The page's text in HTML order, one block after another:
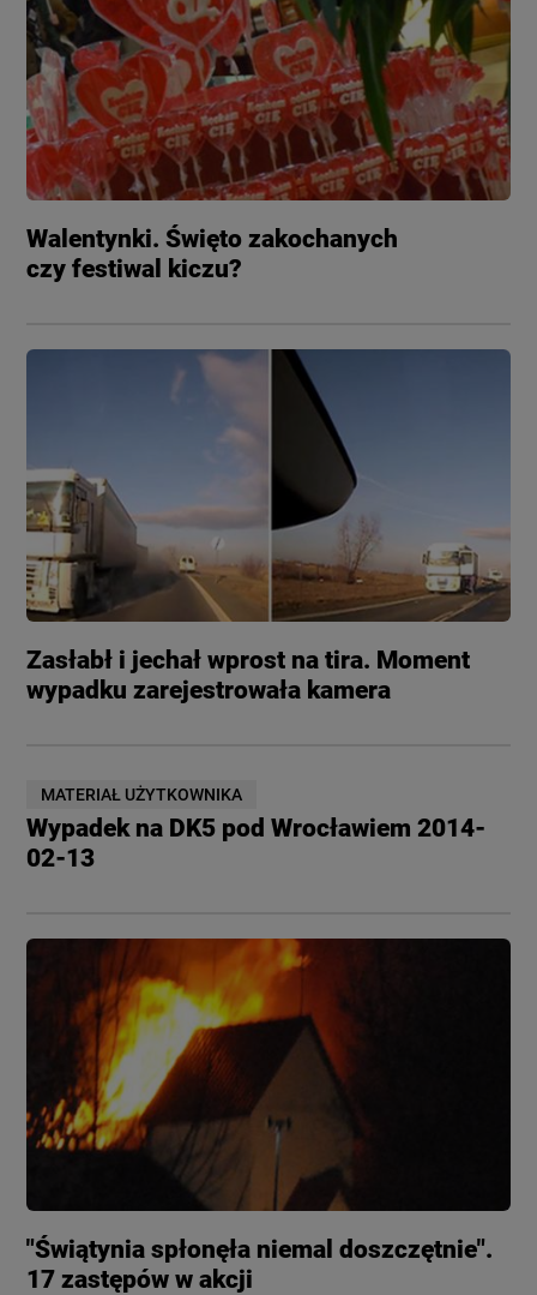
Walentynki. Święto zakochanych
czy festiwal kiczu?
Zasłabł i jechał wprost na tira. Moment
wypadku zarejestrowała kamera
MATERIAŁ UŻYTKOWNIKA
Wypadek na DK5 pod Wrocławiem 2014-
02-13
"Świątynia spłonęła niemal doszczętnie".
17 zastępów w akcji